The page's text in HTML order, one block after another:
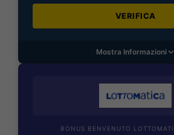
VERIFICA
Mostra Informazioni
BONUS BENVENUTO